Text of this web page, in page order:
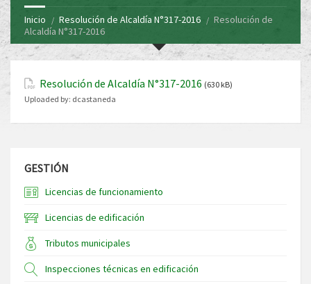
Inicio Resolución de Alcaldía N°317-2016
Resolución de
Alcaldía N°317-2016
Resolución de Alcaldía N°317-2016 (630 kB)
Uploaded by: dcastaneda
GESTIÓN
Licencias de funcionamiento
Licencias de edificación
Tributos municipales
Inspecciones técnicas en edificación